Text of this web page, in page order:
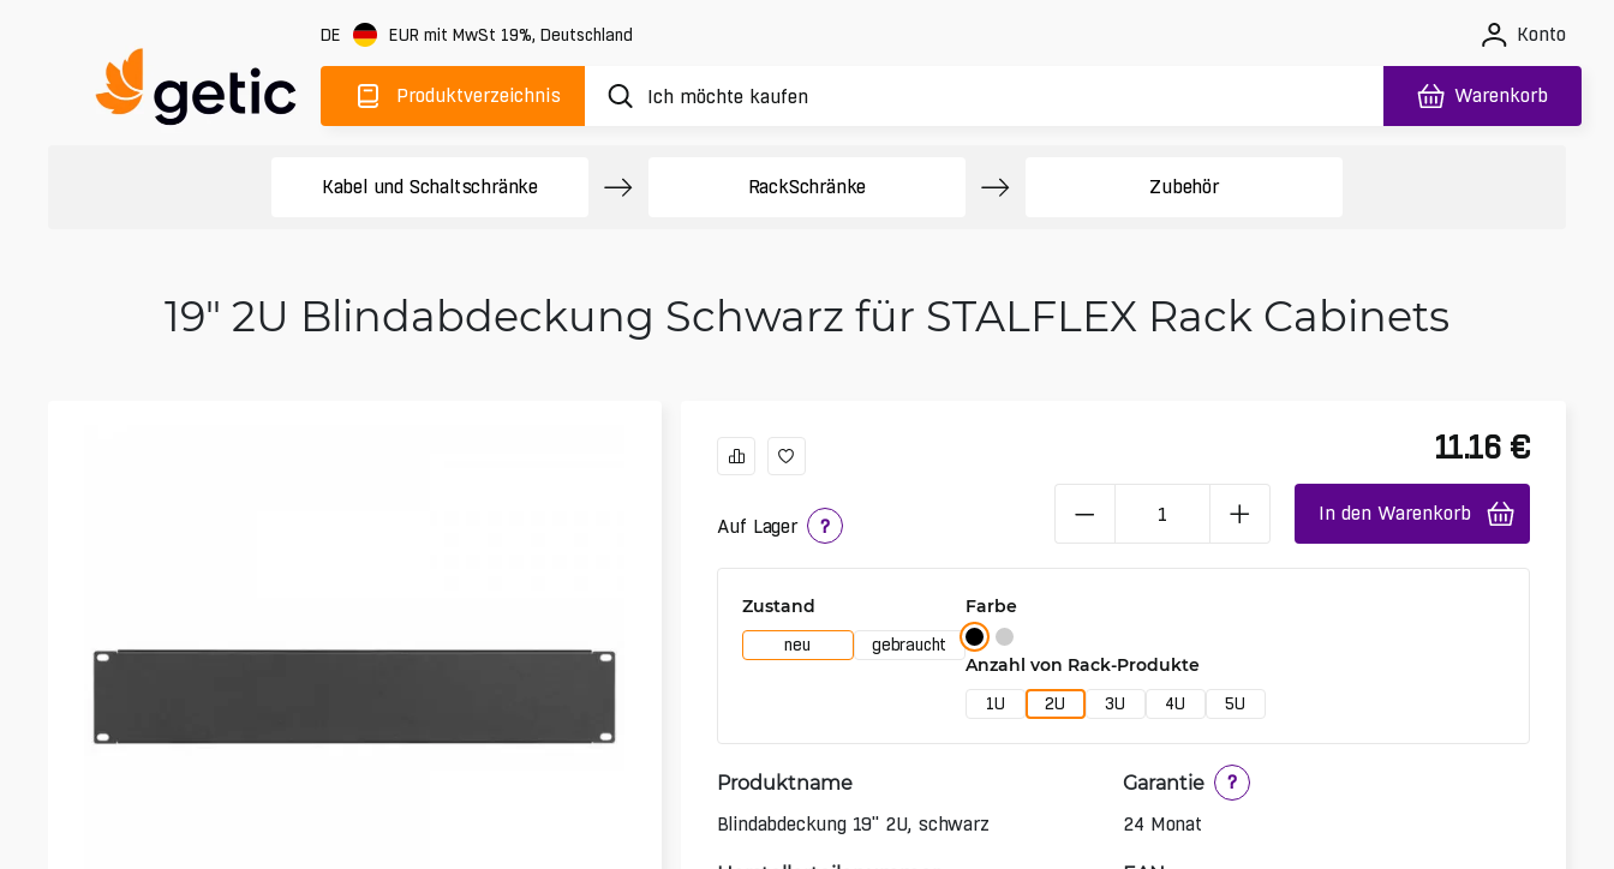
DE EUR mit MwSt 19%, Deutschland Konto
Produktverzeichnis Warenkorb
Kabel und Schaltschränke Rack­Schränke Zubehör
19" 2U Blindabdeckung Schwarz für STALFLEX Rack Cabinets
Auf Lager ?
11.16 €
In den Warenkorb
Zustand
neu gebraucht
Farbe
Anzahl von Rack-Produkte
1U 2U 3U 4U 5U
Produktname
Blindabdeckung 19" 2U, schwarz
Garantie
?
24 Monat